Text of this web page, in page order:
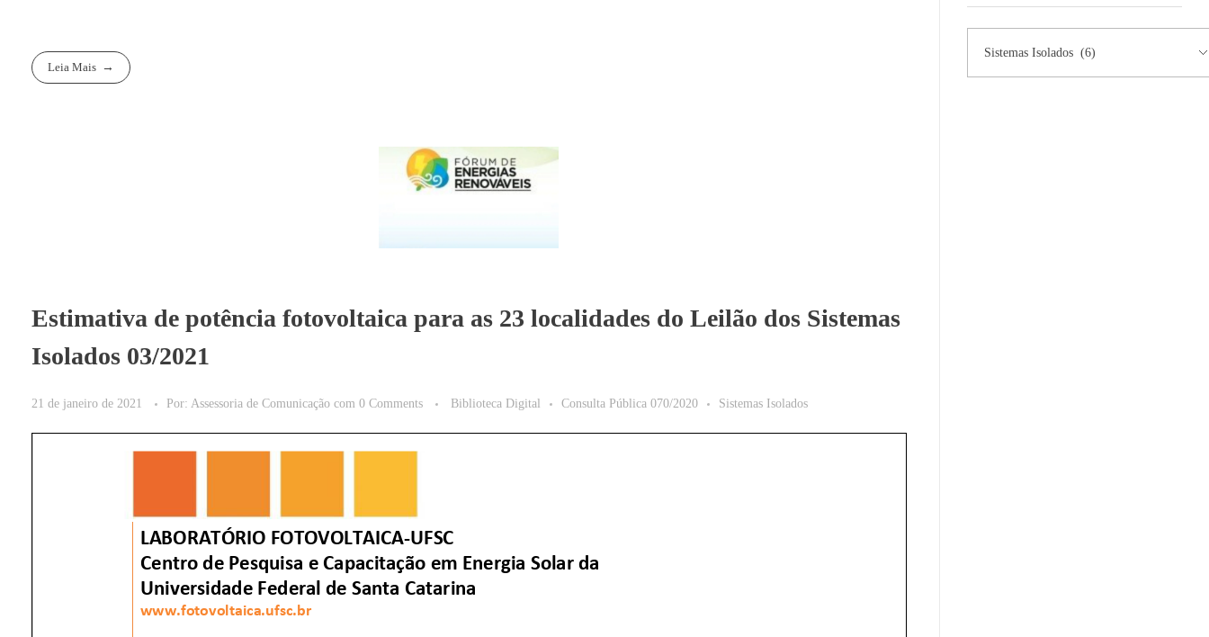
Leia Mais
Estimativa de potência fotovoltaica para as 23 localidades do Leilão dos Sistemas
Isolados 03/2021
21 de janeiro de 2021 Por: Assessoria de Comunicação com 0 Comments Biblioteca Digital Consulta Pública 070/2020 Sistemas Isolados